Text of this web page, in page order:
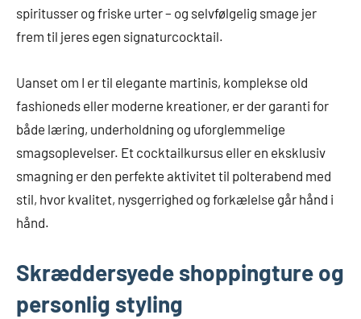
spiritusser og friske urter – og selvfølgelig smage jer
frem til jeres egen signaturcocktail.
Uanset om I er til elegante martinis, komplekse old
fashioneds eller moderne kreationer, er der garanti for
både læring, underholdning og uforglemmelige
smagsoplevelser. Et cocktailkursus eller en eksklusiv
smagning er den perfekte aktivitet til polterabend med
stil, hvor kvalitet, nysgerrighed og forkælelse går hånd i
hånd.
Skræddersyede shoppingture og
personlig styling